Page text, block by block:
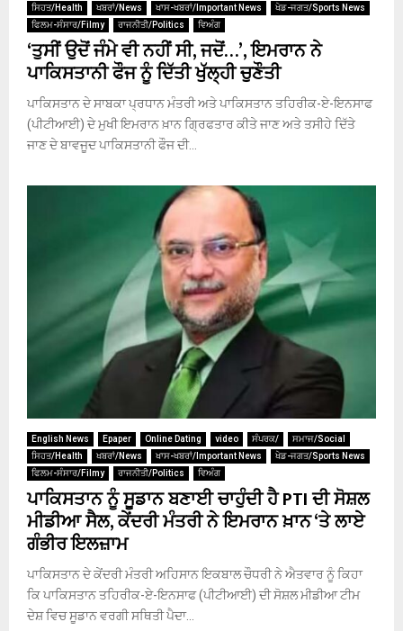
ਸਿਹਤ/Health
ਖਬਰਾਂ/News ਖਾਸ-ਖਬਰਾਂ/Important News
ਖੇਡ-ਜਗਤ/Sports News
ਫਿਲਮ-ਸੰਸਾਰ/Filmy
ਰਾਜਨੀਤੀ/Politics ਵਿਅੰਗ
‘ਤੁਸੀਂ ਉਦੋਂ ਜੰਮੇ ਵੀ ਨਹੀਂ ਸੀ, ਜਦੋਂ…’, ਇਮਰਾਨ ਨੇ
ਪਾਕਿਸਤਾਨੀ ਫੌਜ ਨੂੰ ਦਿੱਤੀ ਖੁੱਲ੍ਹੀ ਚੁਣੌਤੀ
ਪਾਕਿਸਤਾਨ ਦੇ ਸਾਬਕਾ ਪ੍ਰਧਾਨ ਮੰਤਰੀ ਅਤੇ ਪਾਕਿਸਤਾਨ ਤਹਿਰੀਕ-ਏ-ਇਨਸਾਫ
(ਪੀਟੀਆਈ) ਦੇ ਮੁਖੀ ਇਮਰਾਨ ਖ਼ਾਨ ਗ੍ਰਿਫਤਾਰ ਕੀਤੇ ਜਾਣ ਅਤੇ ਤਸੀਹੇ ਦਿੱਤੇ
ਜਾਣ ਦੇ ਬਾਵਜੂਦ ਪਾਕਿਸਤਾਨੀ ਫੌਜ ਦੀ...
English News Epaper Online Dating video ਸੰਪਰਕ/
ਸਮਾਜ/Social
ਸਿਹਤ/Health
ਖਬਰਾਂ/News ਖਾਸ-ਖਬਰਾਂ/Important News
ਖੇਡ-ਜਗਤ/Sports News
ਫਿਲਮ-ਸੰਸਾਰ/Filmy
ਰਾਜਨੀਤੀ/Politics ਵਿਅੰਗ
ਪਾਕਿਸਤਾਨ ਨੂੰ ਸੂਡਾਨ ਬਣਾਈ ਚਾਹੁੰਦੀ ਹੈ PTI ਦੀ ਸੋਸ਼ਲ
ਮੀਡੀਆ ਸੈਲ, ਕੇਂਦਰੀ ਮੰਤਰੀ ਨੇ ਇਮਰਾਨ ਖ਼ਾਨ ‘ਤੇ ਲਾਏ
ਗੰਭੀਰ ਇਲਜ਼ਾਮ
ਪਾਕਿਸਤਾਨ ਦੇ ਕੇਂਦਰੀ ਮੰਤਰੀ ਅਹਿਸਾਨ ਇਕਬਾਲ ਚੌਧਰੀ ਨੇ ਐਤਵਾਰ ਨੂੰ ਕਿਹਾ
ਕਿ ਪਾਕਿਸਤਾਨ ਤਹਿਰੀਕ-ਏ-ਇਨਸਾਫ (ਪੀਟੀਆਈ) ਦੀ ਸੋਸ਼ਲ ਮੀਡੀਆ ਟੀਮ
ਦੇਸ਼ ਵਿਚ ਸੂਡਾਨ ਵਰਗੀ ਸਥਿਤੀ ਪੈਦਾ...